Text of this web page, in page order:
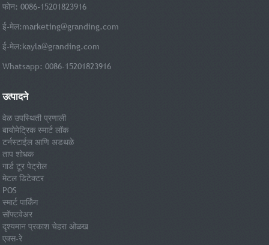
फोन: 0086-15201823916
ई-मेल:marketing@granding.com
ई-मेल:kayla@granding.com
Whatsapp: 0086-15201823916
उत्पादने
वेळ उपस्थिती प्रणाली
बायोमेट्रिक स्मार्ट लॉक
टर्नस्टाईल आणि अडथळे
ताप शोधक
गार्ड टूर पेट्रोल
मेटल डिटेक्टर
POS
स्मार्ट पार्किंग
सॉफ्टवेअर
दृश्यमान प्रकाश चेहरा ओळख
एक्स-रे